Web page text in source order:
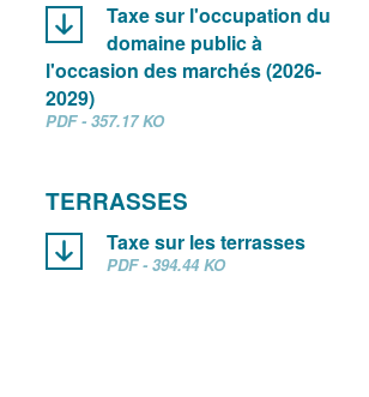
Taxe sur l'occupation du
domaine public à
l'occasion des marchés (2026-
2029)
PDF - 357.17 KO
TERRASSES
Taxe sur les terrasses
PDF - 394.44 KO